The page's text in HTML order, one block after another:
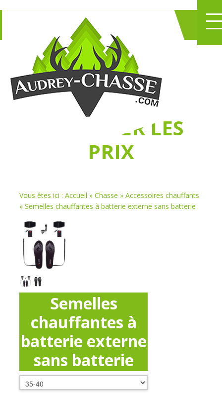
NE PERDEZ PLUS
DE TEMPS
CHASSER LES
PRIX
Vous êtes ici : Accueil » Chasse » Accessoires chauffants
» Semelles chauffantes à batterie externe sans batterie
Semelles
chauffantes à
batterie externe
sans batterie